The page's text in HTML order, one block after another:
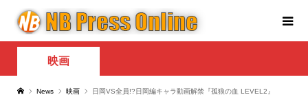
映画
News 映画 日岡VS全員!?日岡編キャラ動画解禁『孤狼の血 LEVEL2』